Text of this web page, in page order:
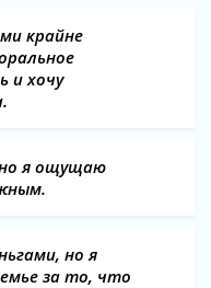
крайне
и хочу
я ощущаю
но я
за то, что